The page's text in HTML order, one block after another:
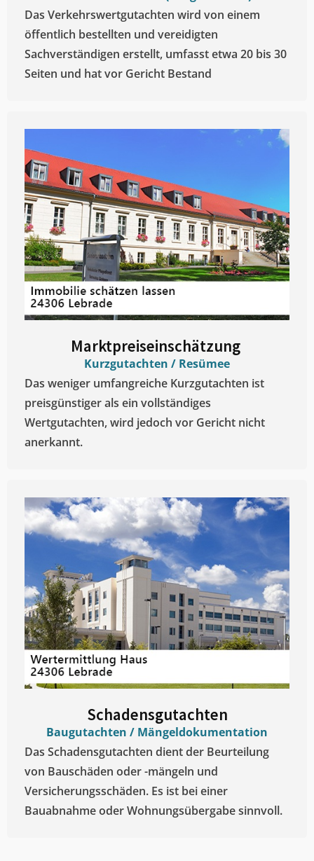
Das Verkehrswertgutachten wird von einem
öffentlich bestellten und vereidigten
Sachverständigen erstellt, umfasst etwa 20 bis 30
Seiten und hat vor Gericht Bestand
Marktpreiseinschätzung ​
Kurzgutachten / Resümee
Das weniger umfangreiche Kurzgutachten ist
preisgünstiger als ein vollständiges
Wertgutachten, wird jedoch vor Gericht nicht
anerkannt.
Schadensgutachten
Baugutachten / Mängeldokumentation
Das Schadensgutachten dient der Beurteilung
von Bauschäden oder -mängeln und
Versicherungsschäden. Es ist bei einer
Bauabnahme oder Wohnungsübergabe sinnvoll.